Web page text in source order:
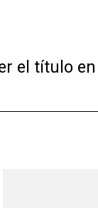
el título